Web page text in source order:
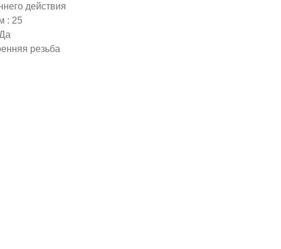
действия
: 25
резьба